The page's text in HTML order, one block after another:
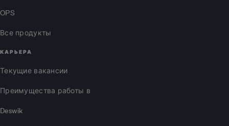
OPS
Все продукты
КАРЬЕРА
Текущие вакансии
Преимущества работы в
Deswik